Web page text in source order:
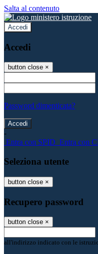
Salta al contenuto
Accedi
Accedi
button close ×
Password dimenticata?
-
Entra con SPID Entra con
Seleziona utente
button close ×
Recupero password
button close ×
all'indirizzo indicato con le